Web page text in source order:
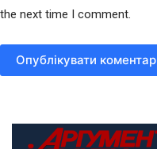
the next time I comment.
Опублікувати коментар